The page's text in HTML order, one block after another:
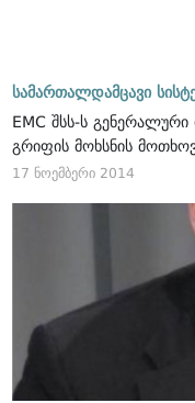
სამართალდამცავი
EMC შსს-ს გენერალური
გრიფის მოხსნის
17 ნოემბერი 2014